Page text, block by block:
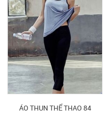
ÁO THUN THỂ THAO 84